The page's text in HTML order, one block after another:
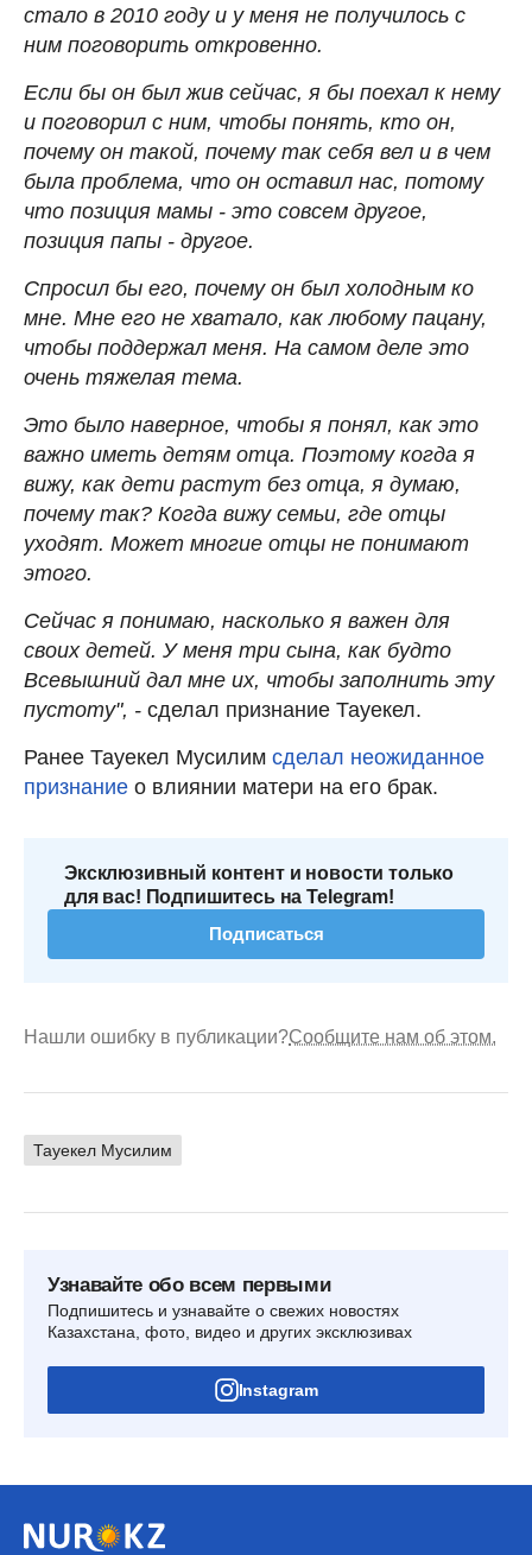
стало в 2010 году и у меня не получилось с
ним поговорить откровенно.
Если бы он был жив сейчас, я бы поехал к нему
и поговорил с ним, чтобы понять, кто он,
почему он такой, почему так себя вел и в чем
была проблема, что он оставил нас, потому
что позиция мамы - это совсем другое,
позиция папы - другое.
Спросил бы его, почему он был холодным ко
мне. Мне его не хватало, как любому пацану,
чтобы поддержал меня. На самом деле это
очень тяжелая тема.
Это было наверное, чтобы я понял, как это
важно иметь детям отца. Поэтому когда я
вижу, как дети растут без отца, я думаю,
почему так? Когда вижу семьи, где отцы
уходят. Может многие отцы не понимают
этого.
Сейчас я понимаю, насколько я важен для
своих детей. У меня три сына, как будто
Всевышний дал мне их, чтобы заполнить эту
пустоту", - сделал признание Тауекел.
Ранее Тауекел Мусилим сделал неожиданное
признание о влиянии матери на его брак.
Эксклюзивный контент и новости только
для вас! Подпишитесь на Telegram!
Подписаться
Нашли ошибку в публикации?Сообщите нам об этом.
Тауекел Мусилим
Узнавайте обо всем первыми
Подпишитесь и узнавайте о свежих новостях
Казахстана, фото, видео и других эксклюзивах
Instagram